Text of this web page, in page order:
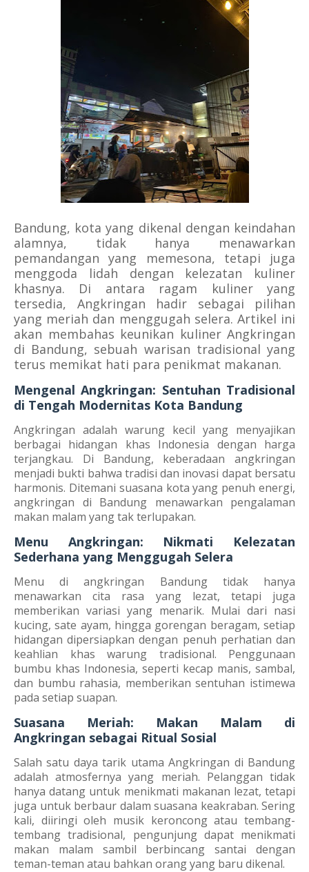
Bandung, kota yang dikenal dengan keindahan
alamnya, tidak hanya menawarkan
pemandangan yang memesona, tetapi juga
menggoda lidah dengan kelezatan kuliner
khasnya. Di antara ragam kuliner yang
tersedia, Angkringan hadir sebagai pilihan
yang meriah dan menggugah selera. Artikel ini
akan membahas keunikan kuliner Angkringan
di Bandung, sebuah warisan tradisional yang
terus memikat hati para penikmat makanan.
Mengenal Angkringan: Sentuhan Tradisional
di Tengah Modernitas Kota Bandung
Angkringan adalah warung kecil yang menyajikan
berbagai hidangan khas Indonesia dengan harga
terjangkau. Di Bandung, keberadaan angkringan
menjadi bukti bahwa tradisi dan inovasi dapat bersatu
harmonis. Ditemani suasana kota yang penuh energi,
angkringan di Bandung menawarkan pengalaman
makan malam yang tak terlupakan.
Menu Angkringan: Nikmati Kelezatan
Sederhana yang Menggugah Selera
Menu di angkringan Bandung tidak hanya
menawarkan cita rasa yang lezat, tetapi juga
memberikan variasi yang menarik. Mulai dari nasi
kucing, sate ayam, hingga gorengan beragam, setiap
hidangan dipersiapkan dengan penuh perhatian dan
keahlian khas warung tradisional. Penggunaan
bumbu khas Indonesia, seperti kecap manis, sambal,
dan bumbu rahasia, memberikan sentuhan istimewa
pada setiap suapan.
Suasana Meriah: Makan Malam di
Angkringan sebagai Ritual Sosial
Salah satu daya tarik utama Angkringan di Bandung
adalah atmosfernya yang meriah. Pelanggan tidak
hanya datang untuk menikmati makanan lezat, tetapi
juga untuk berbaur dalam suasana keakraban. Sering
kali, diiringi oleh musik keroncong atau tembang-
tembang tradisional, pengunjung dapat menikmati
makan malam sambil berbincang santai dengan
teman-teman atau bahkan orang yang baru dikenal.